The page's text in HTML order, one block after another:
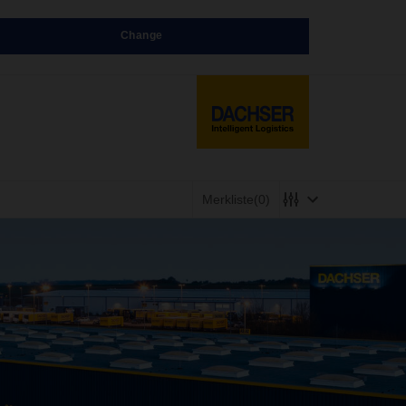
Change
Merkliste(0)